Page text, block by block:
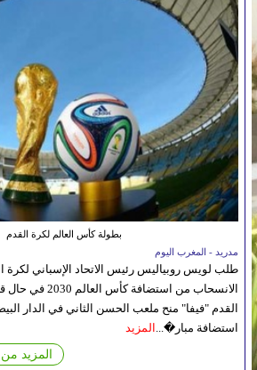
بطولة كأس العالم لكرة القدم
مدريد - المغرب اليوم
طلب لويس روبياليس رئيس الاتحاد الإسباني لكرة
الانسحاب من
القدم "فيفا" منح ملعب الحسن الثاني في الدار
استضافة مبار�... المزيد
المزيد